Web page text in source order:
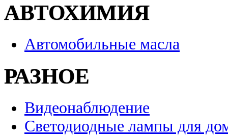
АВТОХИМИЯ
Автомобильные масла
РАЗНОЕ
Видеонаблюдение
Светодиодные лампы для